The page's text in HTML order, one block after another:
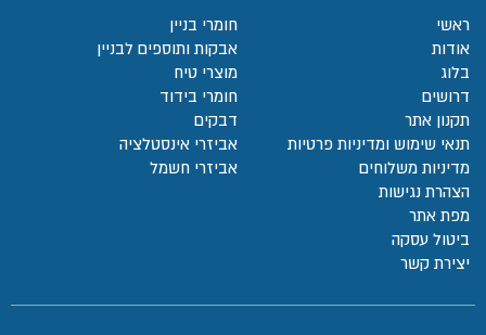
ראשי
אודות
בלוג
דרושים
תקנון אתר
תנאי שימוש ומדיניות פרטיות
מדיניות משלוחים
הצהרת נגישות
מפת אתר
ביטול עסקה
יצירת קשר
חומרי בניין
אבקות ותוספים לבניין
מוצרי טיח
חומרי בידוד
דבקים
אביזרי אינסטלציה
אביזרי חשמל